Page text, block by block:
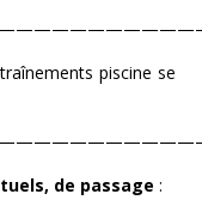
piscine se
de passage :